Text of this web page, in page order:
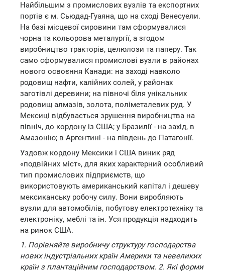
Найбільшим з промислових вузлів та експортних
портів є м. Сьюдад-Гуаяна, що на сході Венесуели.
На базі місцевої сировини там сформувалися
чорна та кольорова металургії, а згодом
виробництво тракторів, целюлози та паперу. Так
само сформувалися промислові вузли в районах
нового освоєння Канади: на заході навколо
родовищ нафти, калійних солей, у районах
заготівлі деревини; на півночі біля унікальних
родовищ алмазів, золота, поліметалевих руд. У
Мексиці відбувається зрушення виробництва на
північ, до кордону із США; у Бразилії - на захід, в
Амазонію; в Аргентині - на південь до Патагонії.
Уздовж кордону Мексики і США виник ряд
«подвійних міст», для яких характерний особливий
тип промислових підприємств, що
використовують американський капітал і дешеву
мексиканську робочу силу. Вони виробляють
вузли для автомобілів, побутову електротехніку та
електроніку, меблі та ін. Уся продукція надходить
на ринок США.
1. Порівняйте виробничу структуру господарства
нових індустріальних країн Америки та невеликих
країн з плантаційним господарством. 2. Які форми